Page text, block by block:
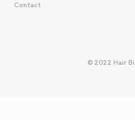
Contact
© 2022 Hair